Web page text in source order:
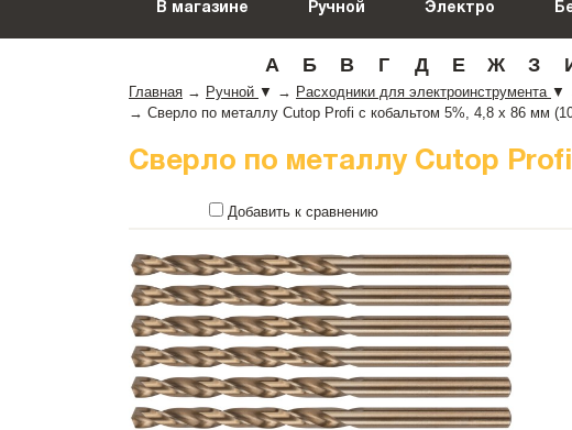
В магазине Ручной Электро
А Б В Г Д Е Ж З
Главная → Ручной ▼ → Расходники для электроинструмента ▼
→ Сверло по металлу Cutop Profi с кобальтом 5%, 4,8 x 86 мм
Сверло по металлу Cutop Profi
Добавить к сравнению